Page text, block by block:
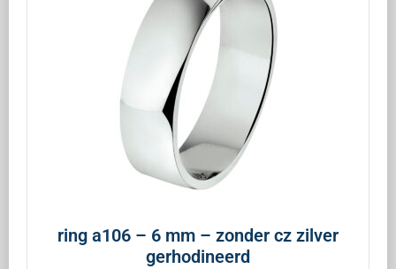
ring a106 – 6 mm – zonder cz zilver
gerhodineerd